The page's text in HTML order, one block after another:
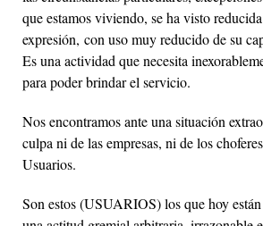
que estamos viviendo, se ha visto
expresión, con uso muy reducido de su
Es una actividad que necesita
para poder brindar el servicio.
Nos encontramos ante una situación
culpa ni de las empresas, ni de los
Usuarios.
Son estos (USUARIOS) los que hoy